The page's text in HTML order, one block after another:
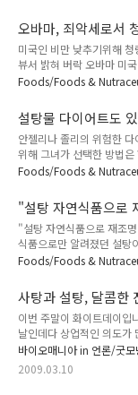
유해성 검사를 의뢰하고
에 건의할 예정입니다. 예
었습니다. 그런데 이젠 이
는 것을 알고 효소를 사용
가짜 꿀이라고 팔 것이 아
오바마, 죄악세로서
미국인 비만 낮추기위해
뷰서 밝혀 버락 오바마 미
위해 청량음료에 '죄악세
년들이 청량음료를 너무
토에 분명한 생각을 갖고
언은 건강 전문가들이 최근
크푸드 등으로 미국인의
발표한 지 6주 만에 나온 것
Plan for America "I
Foods/Foods &
설탕물 다이어트도
안젤리나 졸리의 위험한
위해 그녀가 선택한 방법
모았던 디톡스 다이어트
다이어트'이다. 리퀴드 다
의 지방성 음식물을 섭취
료를 마신다. 레몬 주스와
공급하고 고춧가루로 열에
이플 시럽이라는 것은 소위
과에 속하지요. 그런데 저
탕물에 가깝습니다. 메이플
Foods/Foods &
"설탕 자연식품으로
"설탕 자연식품으로 재조
식품으로만 알려졌던 설탕
최근들어 미국의 주요 식품
등에 설탕을 사용하기 시
소비자들이 3개 효소와 가
는 고과당 콘시럽보다는 가
점도 설탕 소비를 증가시킨
즈의 "Sugar Is Back on
Foods/Foods &
사탕과 설탕, 달콤한
이번 주말이 화이트데이입
날인데다 상업적인 의도가
발렌타인 데이에 초콜릿에
에 대한 이야기를 해보려고
탕은 전 국민들에게 기쁨을
바이오매니아 in 언론/굿
2009.03.10